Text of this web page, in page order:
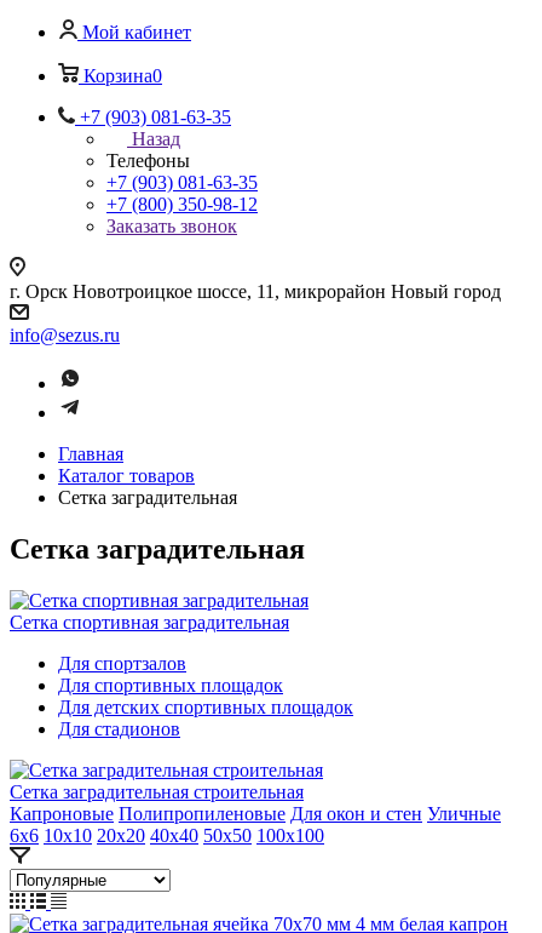
Мой кабинет
Корзина0
+7 (903) 081-63-35
Назад
Телефоны
+7 (903) 081-63-35
+7 (800) 350-98-12
Заказать звонок
г. Орск Новотроицкое шоссе, 11, микрорайон Новый город
info@sezus.ru
Главная
Каталог товаров
Сетка заградительная
Сетка заградительная
Сетка спортивная заградительная
Для спортзалов
Для спортивных площадок
Для детских спортивных площадок
Для стадионов
Сетка заградительная строительная
Капроновые Полипропиленовые Для окон и стен Уличные
6х6 10х10 20х20 40х40 50х50 100х100